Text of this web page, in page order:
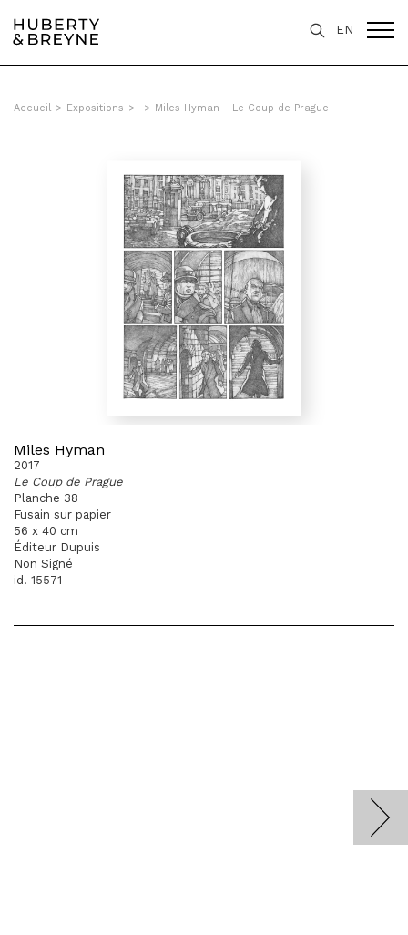
EN
Accueil > Expositions > > Miles Hyman - Le Coup de Prague
Miles Hyman
2017
Le Coup de Prague
Planche 38
Fusain sur papier
56 x 40 cm
Éditeur Dupuis
Non Signé
id. 15571